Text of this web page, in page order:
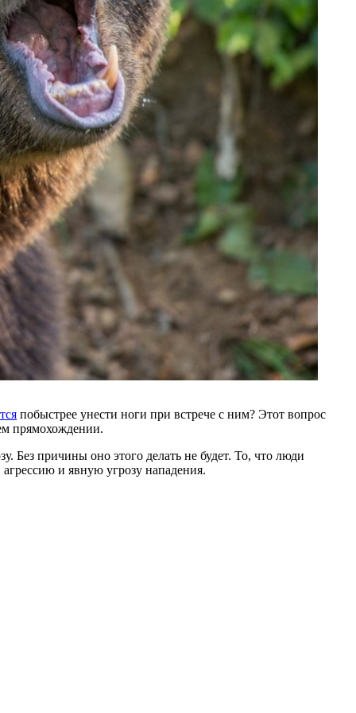
побыстрее унести ноги при встрече с ним? Этот вопрос
прямохождении.
Без причины оно этого делать не будет. То, что люди
и явную угрозу нападения.